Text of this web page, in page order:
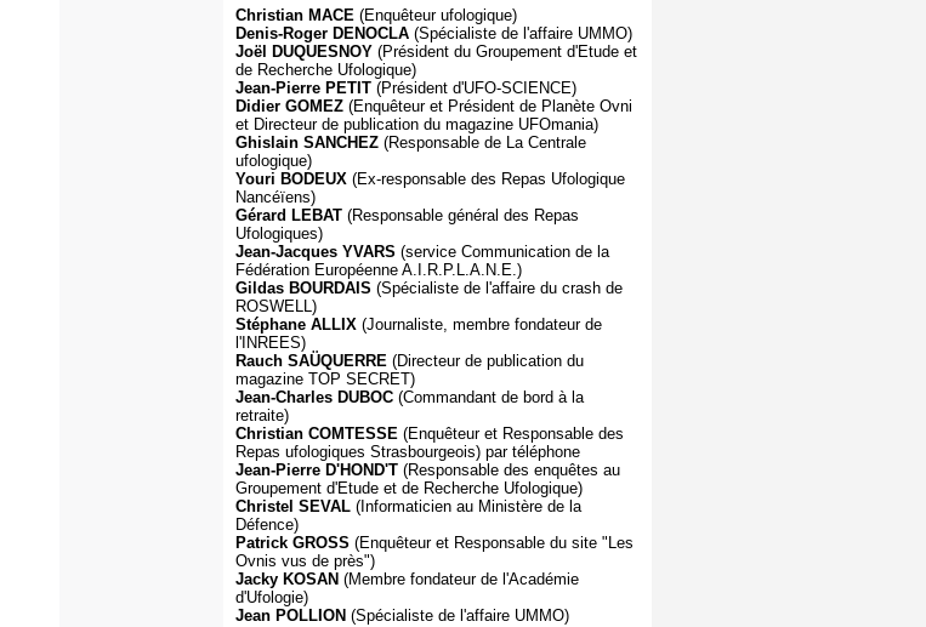
Christian MACE (Enquêteur ufologique)
Denis-Roger DENOCLA (Spécialiste de l'affaire UMMO)
Joël DUQUESNOY (Président du Groupement d'Etude et
de Recherche Ufologique)
Jean-Pierre PETIT (Président d'UFO-SCIENCE)
Didier GOMEZ (Enquêteur et Président de Planète Ovni
et Directeur de publication du magazine UFOmania)
Ghislain SANCHEZ (Responsable de La Centrale
ufologique)
Youri BODEUX (Ex-responsable des Repas Ufologique
Nancéïens)
Gérard LEBAT (Responsable général des Repas
Ufologiques)
Jean-Jacques YVARS (service Communication de la
Fédération Européenne A.I.R.P.L.A.N.E.)
Gildas BOURDAIS (Spécialiste de l'affaire du crash de
ROSWELL)
Stéphane ALLIX (Journaliste, membre fondateur de
l'INREES)
Rauch SAÜQUERRE (Directeur de publication du
magazine TOP SECRET)
Jean-Charles DUBOC (Commandant de bord à la
retraite)
Christian COMTESSE (Enquêteur et Responsable des
Repas ufologiques Strasbourgeois) par téléphone
Jean-Pierre D'HOND'T (Responsable des enquêtes au
Groupement d'Etude et de Recherche Ufologique)
Christel SEVAL (Informaticien au Ministère de la
Défence)
Patrick GROSS (Enquêteur et Responsable du site "Les
Ovnis vus de près")
Jacky KOSAN (Membre fondateur de l'Académie
d'Ufologie)
Jean POLLION (Spécialiste de l'affaire UMMO)